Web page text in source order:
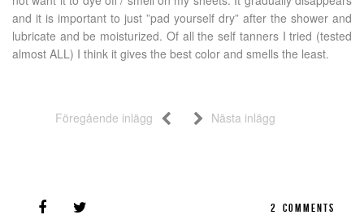
and it is important to just ”pad yourself dry” after the shower and
lubricate and be moisturized. Of all the self tanners I tried (tested
almost ALL) I think it gives the best color and smells the least.
Föregående inlägg Nästa inlägg
2 COMMENTS